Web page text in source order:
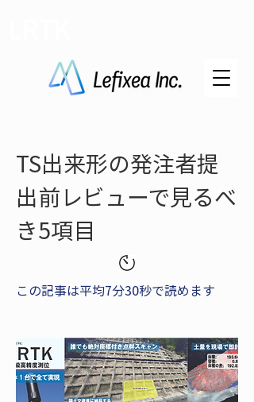
TS出来形の発注者提
出前レビューで見るべ
き5項目
この記事は平均7分30秒で読めます